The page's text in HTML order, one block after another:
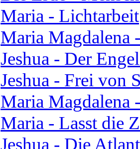
Maria - Lichtarbeit
Maria Magdalena
Jeshua - Der
Jeshua - Frei von
Maria Magdalena
Maria - Lasst die
Jeshua - Die